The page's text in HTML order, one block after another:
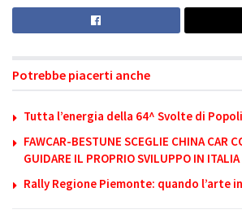
Potrebbe piacerti anche
Tutta l’energia della 64^ Svolte di Popoli
FAWCAR-BESTUNE SCEGLIE CHINA CAR
GUIDARE IL PROPRIO SVILUPPO IN ITALIA
Rally Regione Piemonte: quando l’arte